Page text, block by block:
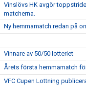
Vinslövs HK avgör
matcherna.
Ny hemmamatch redan på
Vinnare av 50/50 lotteriet
Årets första hemmamatch
VFC Cupen Lottning